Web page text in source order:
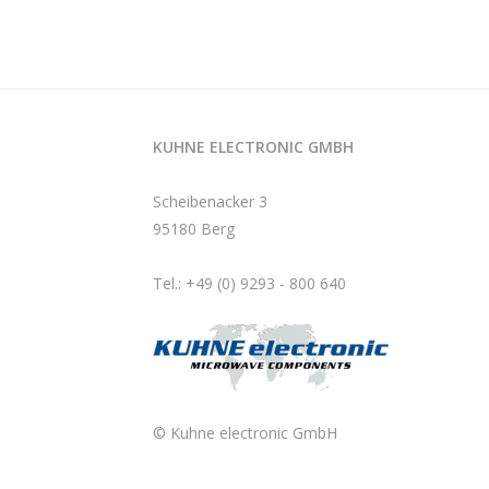
KUHNE ELECTRONIC GMBH
Scheibenacker 3
95180 Berg
Tel.: +49 (0) 9293 - 800 640
© Kuhne electronic GmbH